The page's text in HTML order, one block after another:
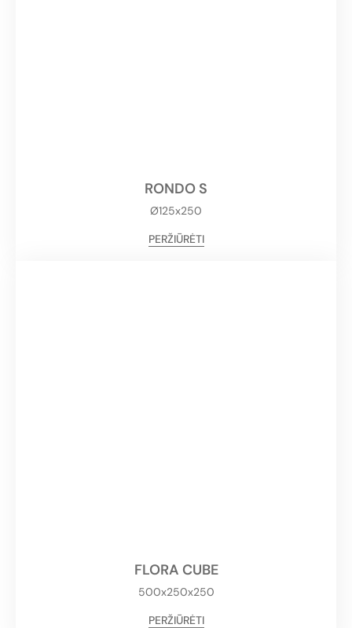
RONDO S
Ø125x250
PERŽIŪRĖTI
FLORA CUBE
500x250x250
PERŽIŪRĖTI